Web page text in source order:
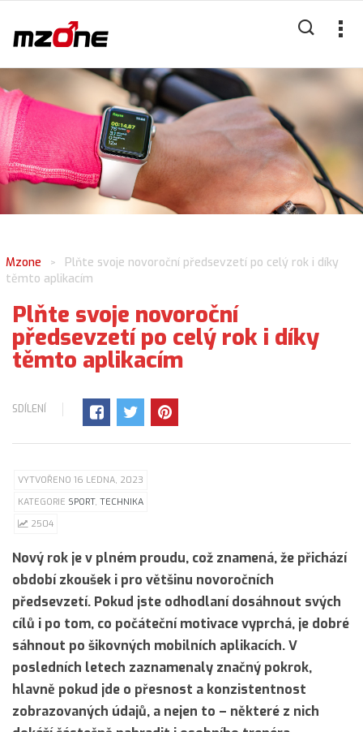
Mzone >
Plňte svoje novoroční předsevzetí po celý rok i díky
těmto aplikacím
Plňte svoje novoroční
předsevzetí po celý rok i díky
těmto aplikacím
SDÍLENÍ
VYTVOŘENO 16 LEDNA, 2023
KATEGORIE SPORT, TECHNIKA
2504
Nový rok je v plném proudu, což znamená, že přichází
období zkoušek i pro většinu novoročních
předsevzetí. Pokud jste odhodlaní dosáhnout svých
cílů i po tom, co počáteční motivace vyprchá, je dobré
sáhnout po šikovných mobilních aplikacích. V
posledních letech zaznamenaly značný pokrok,
hlavně pokud jde o přesnost a konzistentnost
zobrazovaných údajů, a nejen to – některé z nich